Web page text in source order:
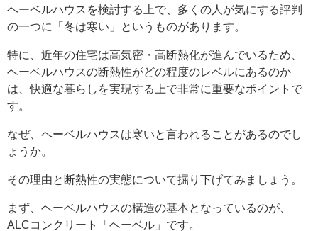
ヘーベルハウスを検討する上で、多くの人が気にする評判
の一つに「冬は寒い」というものがあります。
特に、近年の住宅は高気密・高断熱化が進んでいるため、
ヘーベルハウスの断熱性がどの程度のレベルにあるのか
は、快適な暮らしを実現する上で非常に重要なポイントで
す。
なぜ、ヘーベルハウスは寒いと言われることがあるのでし
ょうか。
その理由と断熱性の実態について掘り下げてみましょう。
まず、ヘーベルハウスの構造の基本となっているのが、
ALCコンクリート「ヘーベル」です。